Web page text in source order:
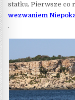
statku. Pierwsze co
wezwaniem
.